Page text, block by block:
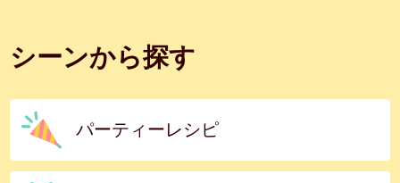
シーンから探す
パーティーレシピ